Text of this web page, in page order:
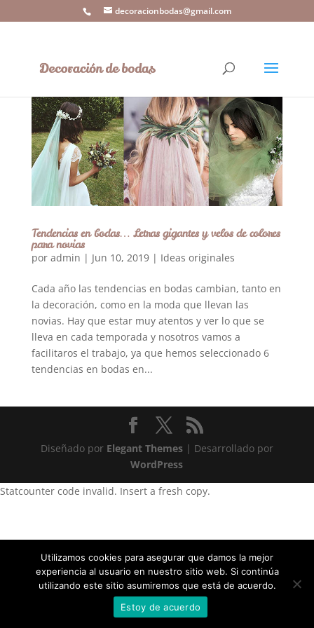
decoracionbodas@gmail.com
Tendencias en bodas… Letras gigantes y velos de colores
para novias
por admin | Jun 10, 2019| Ideas originales
Cada año las tendencias en bodas cambian, tanto en
la decoración, como en la moda que llevan las
novias. Hay que estar muy atentos y ver lo que se
lleva en cada temporada y nosotros vamos a
facilitaros el trabajo, ya que hemos seleccionado 6
tendencias en bodas en...
Diseñado por Elegant Themes| Desarrollado por
WordPress
Statcounter code invalid. Insert a fresh copy.
Utilizamos cookies para asegurar que damos la mejor
experiencia al usuario en nuestro sitio web. Si continúa
utilizando este sitio asumiremos que está de acuerdo.
Estoy de acuerdo